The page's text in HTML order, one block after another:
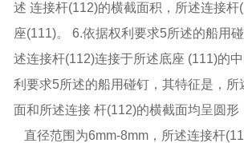
述 连接杆(112)的横截面积，所述连接杆
座(111)。 6.依据权利要求5所述的船用
述连接杆(112)连接于所述底座 (111)的
利要求5所述的船用碰钉，其特征是，所
面和所述连接 杆(112)的横截面均呈圆形
直径范围为6mm‑8mm，所述连接杆